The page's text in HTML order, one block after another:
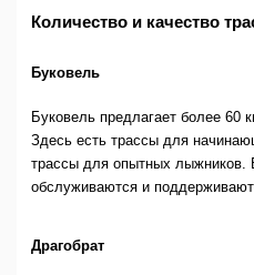
Количество и качество
Буковель
Буковель предлагает более 60
Здесь есть трассы для
трассы для опытных лыжников.
обслуживаются и
Драгобрат